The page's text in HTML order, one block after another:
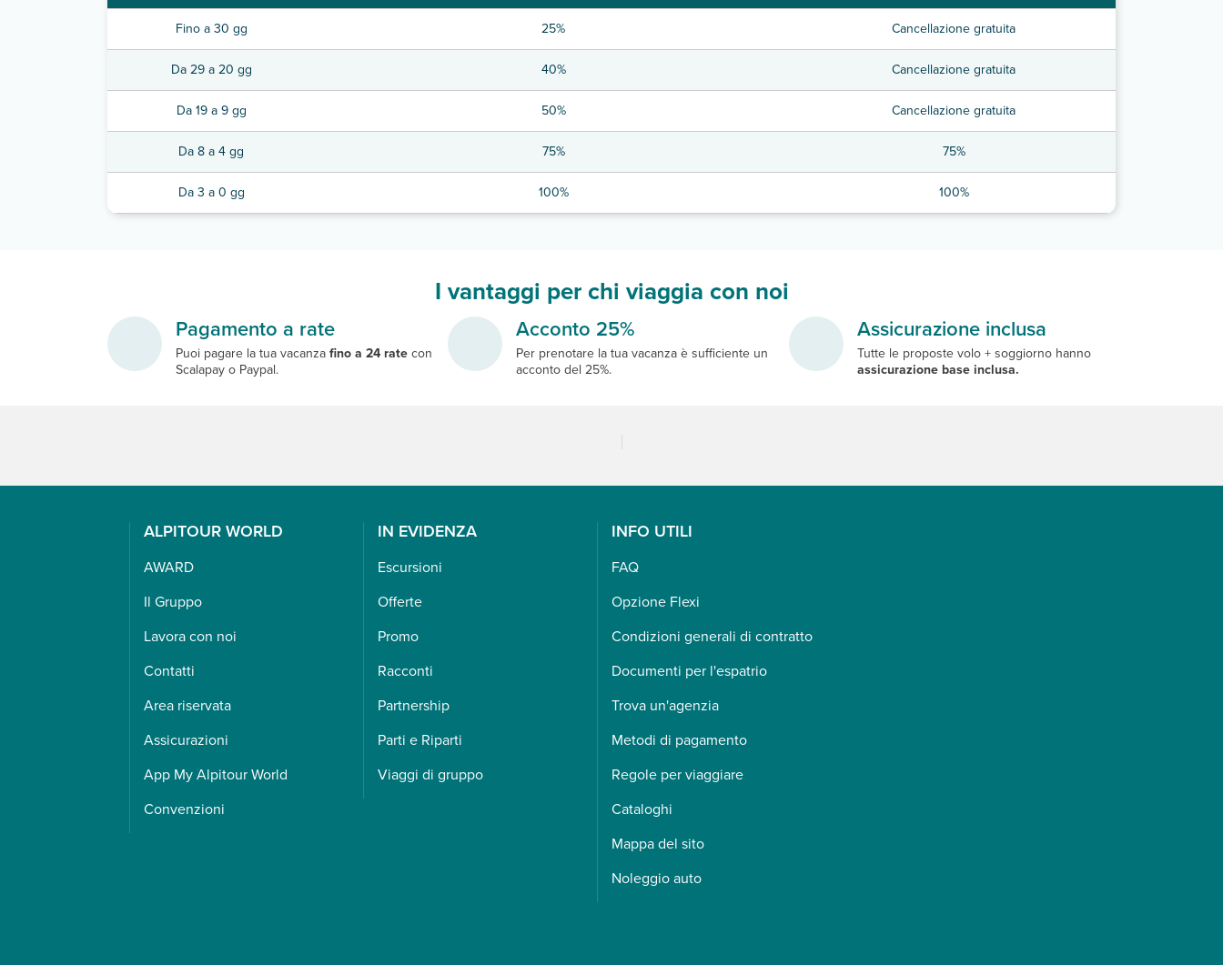
Fino a 30 gg 25% Cancellazione gratuita
Da 29 a 20 gg 40% Cancellazione gratuita
Da 19 a 9 gg 50% Cancellazione gratuita
Da 8 a 4 gg 75% 75%
Da 3 a 0 gg 100% 100%
I vantaggi per chi viaggia con noi
Pagamento a rate
Puoi pagare la tua vacanzafino a 24 ratecon
Scalapay o Paypal.
Acconto 25%
Per prenotare la tua vacanza è sufficiente un
acconto del 25%.
Assicurazione inclusa
Tutte le proposte volo + soggiorno hanno
assicurazione base inclusa.
ALPITOUR WORLD
AWARD
Il Gruppo
Lavora con noi
Contatti
Area riservata
Assicurazioni
App My Alpitour World
Convenzioni
IN EVIDENZA
Escursioni
Offerte
Promo
Racconti
Partnership
Parti e Riparti
Viaggi di gruppo
INFO UTILI
FAQ
Opzione Flexi
Condizioni generali di contratto
Documenti per l'espatrio
Trova un'agenzia
Metodi di pagamento
Regole per viaggiare
Cataloghi
Mappa del sito
Noleggio auto